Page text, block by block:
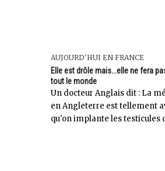
AUJOURD'HUI EN FRANCE
Elle est drôle mais...elle ne fera
tout le monde
Un docteur Anglais dit : La
en Angleterre est tellement
qu'on implante les testicules